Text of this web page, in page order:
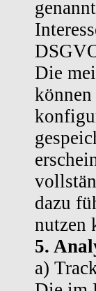
Die
dazu
nutzen
5.
a)